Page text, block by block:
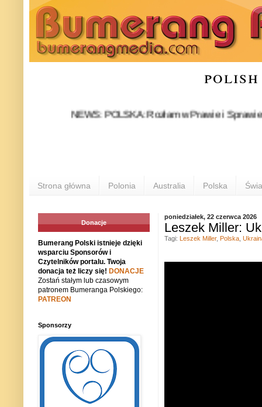
NEWS: POLSKA: Rozłam w Prawie i
Strona główna Polonia Australia Polska
poniedziałek, 22 czerwca 2026
Leszek Miller:
Tagi: Leszek Miller, Polska
Donacje
Bumerang Polski istnieje dzięki
wsparciu Sponsorów i
Czytelników portalu. Twoja
donacja też liczy się! DONACJE
Zostań stałym lub czasowym
patronem Bumeranga Polskiego:
PATREON
Sponsorzy